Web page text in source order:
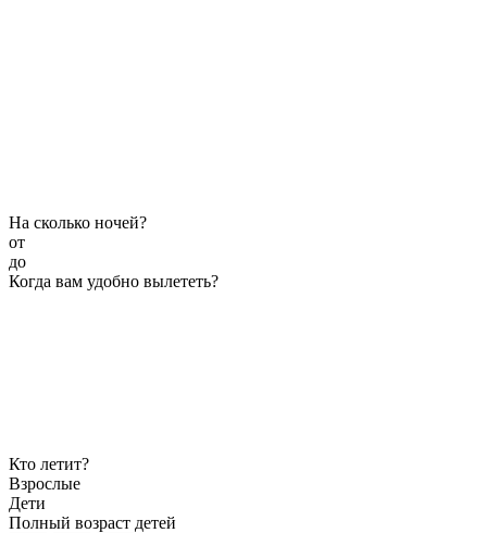
На сколько ночей?
от
до
Когда вам удобно вылететь?
Кто летит?
Взрослые
Дети
Полный возраст детей